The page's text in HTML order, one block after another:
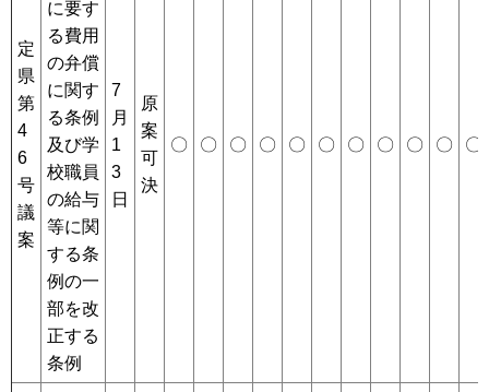
定
県
第
4
6
号
議
案
に要す
る費用
の弁償
に関す
る条例
及び学
校職員
の給与
等に関
する条
例の一
部を改
正する
条例
7
月
1
3
日
原
案
可
決
〇 〇 〇 〇 〇 〇 〇 〇 〇 〇 〇